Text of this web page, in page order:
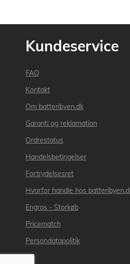
Kundeservice
FAQ
Kontakt
Om batteribyen.dk
Garanti og reklamation
Ordrestatus
Handelsbetingelser
Fortrydelsesret
Hvorfor handle hos
Engros - Storkøb
Pricematch
Persondatapolitik